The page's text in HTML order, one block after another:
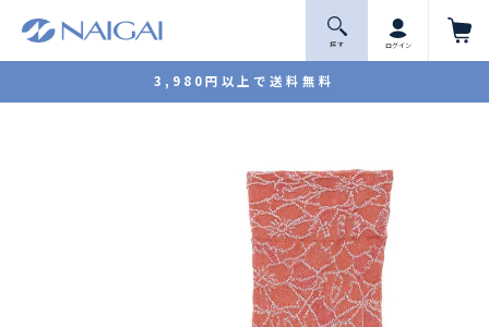
3,980円以上で送料無料
探 す ログイン